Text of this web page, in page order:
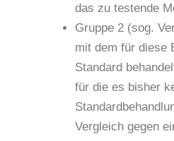
das zu testende
Gruppe 2 (sog.
mit dem für diese
Standard
für die es bisher
Vergleich gegen